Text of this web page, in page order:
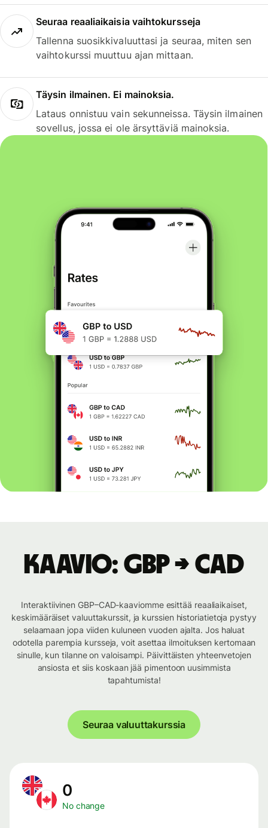
Seuraa reaaliaikaisia vaihtokursseja
Tallenna suosikkivaluuttasi ja seuraa, miten sen
vaihtokurssi muuttuu ajan mittaan.
Täysin ilmainen. Ei mainoksia.
Lataus onnistuu vain sekunneissa. Täysin ilmainen
sovellus, jossa ei ole ärsyttäviä mainoksia.
Kaavio: GBP → CAD
Interaktiivinen GBP–CAD-kaaviomme esittää reaaliaikaiset,
keskimääräiset valuuttakurssit, ja kurssien historiatietoja pystyy
selaamaan jopa viiden kuluneen vuoden ajalta. Jos haluat
odotella parempia kursseja, voit asettaa ilmoituksen kertomaan
sinulle, kun tilanne on valoisampi. Päivittäisten yhteenvetojen
ansiosta et siis koskaan jää pimentoon uusimmista
tapahtumista!
Seuraa valuuttakurssia
0
No change